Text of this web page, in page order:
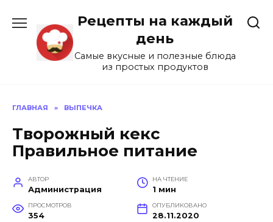
содержанию
Рецепты на каждый
день
Самые вкусные и полезные блюда
из простых продуктов
ГЛАВНАЯ » ВЫПЕЧКА
Творожный кекс
Правильное питание
АВТОР
Администрация
НА ЧТЕНИЕ
1 мин
ПРОСМОТРОВ
354
ОПУБЛИКОВАНО
28.11.2020